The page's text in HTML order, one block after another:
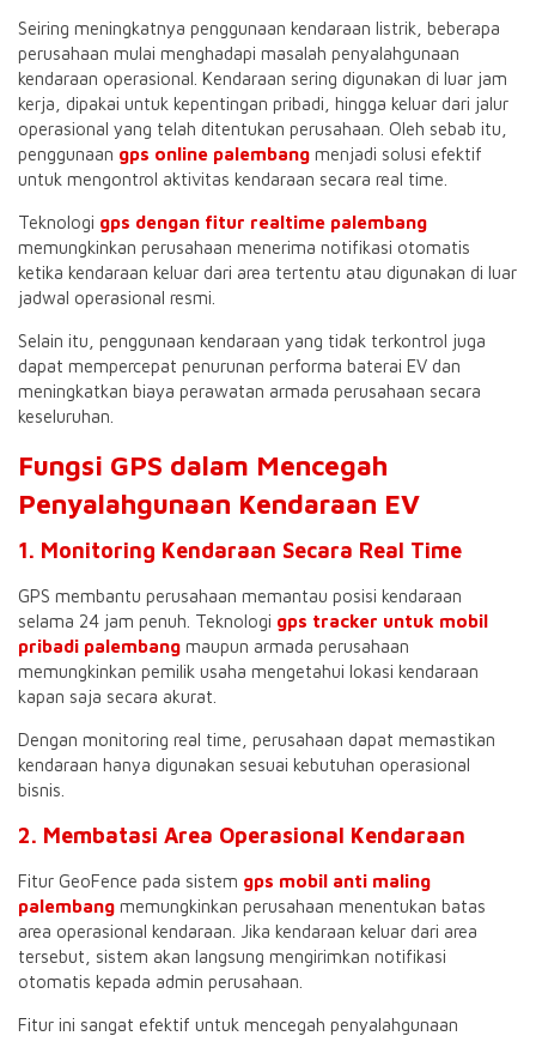
Seiring meningkatnya penggunaan kendaraan listrik, beberapa
perusahaan mulai menghadapi masalah penyalahgunaan
kendaraan operasional. Kendaraan sering digunakan di luar jam
kerja, dipakai untuk kepentingan pribadi, hingga keluar dari jalur
operasional yang telah ditentukan perusahaan. Oleh sebab itu,
penggunaan gps online palembang menjadi solusi efektif
untuk mengontrol aktivitas kendaraan secara real time.
Teknologi gps dengan fitur realtime palembang
memungkinkan perusahaan menerima notifikasi otomatis
ketika kendaraan keluar dari area tertentu atau digunakan di luar
jadwal operasional resmi.
Selain itu, penggunaan kendaraan yang tidak terkontrol juga
dapat mempercepat penurunan performa baterai EV dan
meningkatkan biaya perawatan armada perusahaan secara
keseluruhan.
Fungsi GPS dalam Mencegah
Penyalahgunaan Kendaraan EV
1. Monitoring Kendaraan Secara Real Time
GPS membantu perusahaan memantau posisi kendaraan
selama 24 jam penuh. Teknologi gps tracker untuk mobil
pribadi palembang maupun armada perusahaan
memungkinkan pemilik usaha mengetahui lokasi kendaraan
kapan saja secara akurat.
Dengan monitoring real time, perusahaan dapat memastikan
kendaraan hanya digunakan sesuai kebutuhan operasional
bisnis.
2. Membatasi Area Operasional Kendaraan
Fitur GeoFence pada sistem gps mobil anti maling
palembang memungkinkan perusahaan menentukan batas
area operasional kendaraan. Jika kendaraan keluar dari area
tersebut, sistem akan langsung mengirimkan notifikasi
otomatis kepada admin perusahaan.
Fitur ini sangat efektif untuk mencegah penyalahgunaan